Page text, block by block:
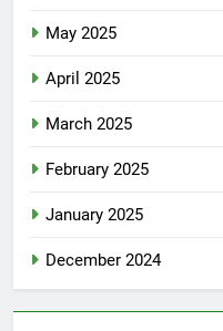
May 2025
April 2025
March 2025
February 2025
January 2025
December 2024